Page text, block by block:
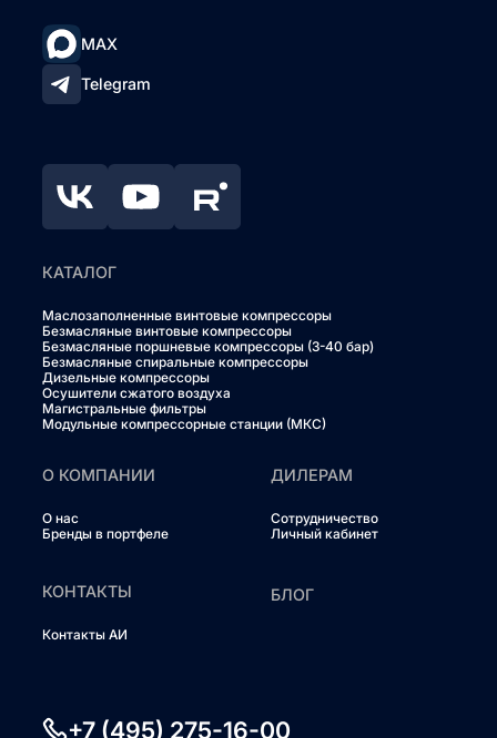
MAX
Telegram
КАТАЛОГ
Маслозаполненные винтовые компрессоры
Безмасляные винтовые компрессоры
Безмасляные поршневые компрессоры (3-40 бар)
Безмасляные спиральные компрессоры
Дизельные компрессоры
Осушители сжатого воздуха
Магистральные фильтры
Модульные компрессорные станции (МКС)
О КОМПАНИИ
О нас
Бренды в портфеле
ДИЛЕРАМ
Сотрудничество
Личный кабинет
КОНТАКТЫ
Контакты АИ
БЛОГ
+7 (495) 275-16-00